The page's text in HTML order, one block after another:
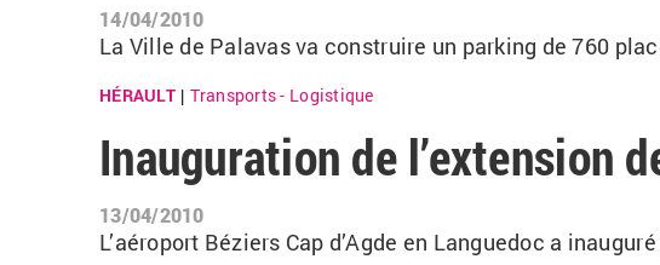
14/04/2010
La Ville de Palavas va construire un parking de 760
HÉRAULT| Transports - Logistique
Inauguration de l’extension
13/04/2010
L’aéroport Béziers Cap d’Agde en Languedoc a